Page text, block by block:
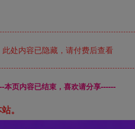
此处内容已隐藏，请付费后查看
本页内容已结束，喜欢请分享------
。